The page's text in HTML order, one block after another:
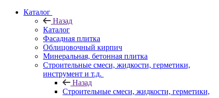
Каталог
Назад
Каталог
Фасадная плитка
Облицовочный кирпич
Минеральная, бетонная плитка
Строительные смеси, жидкости, герметики,
инструмент и т.д.
Назад
Строительные смеси, жидкости, герметики,